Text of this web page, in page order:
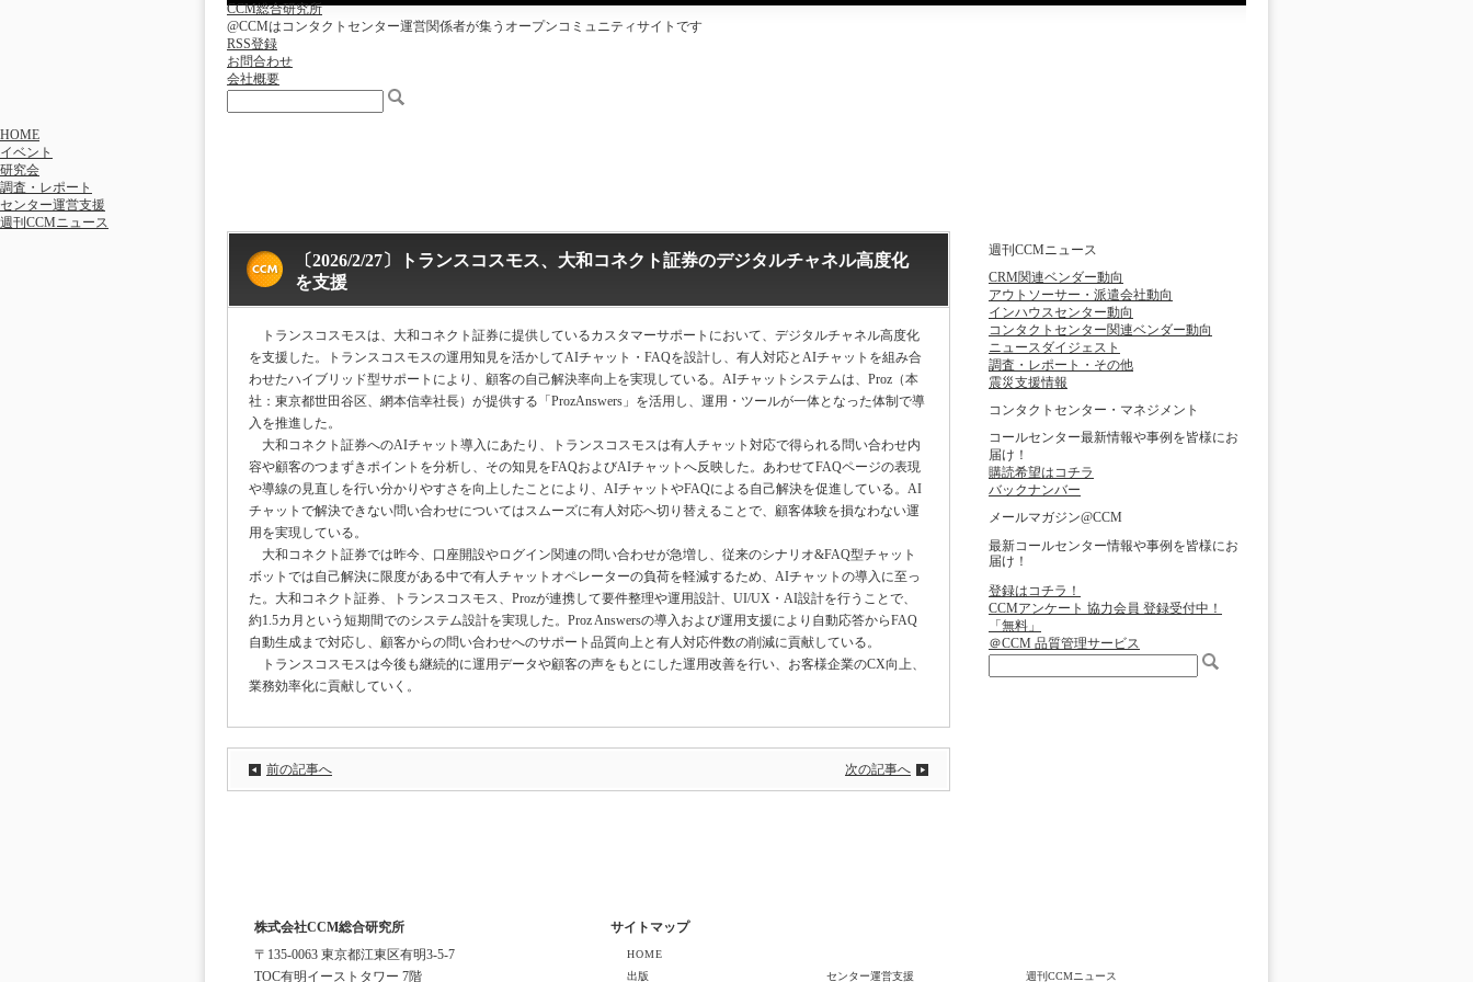
CCM総合研究所
@CCMはコンタクトセンター運営関係者が集うオープンコミュニティサイトです
RSS登録
お問合わせ
会社概要
HOME
イベント
研究会
調査・レポート
センター運営支援
週刊CCMニュース
〔2026/2/27〕トランスコスモス、大和コネクト証券のデジタルチャネル高度化
を支援
トランスコスモスは、大和コネクト証券に提供しているカスタマーサポートにおいて、デジタルチャネル高度化
を支援した。トランスコスモスの運用知見を活かしてAIチャット・FAQを設計し、有人対応とAIチャットを組み合
わせたハイブリッド型サポートにより、顧客の自己解決率向上を実現している。AIチャットシステムは、Proz（本
社：東京都世田谷区、網本信幸社長）が提供する「ProzAnswers」を活用し、運用・ツールが一体となった体制で導
入を推進した。
大和コネクト証券へのAIチャット導入にあたり、トランスコスモスは有人チャット対応で得られる問い合わせ内
容や顧客のつまずきポイントを分析し、その知見をFAQおよびAIチャットへ反映した。あわせてFAQページの表現
や導線の見直しを行い分かりやすさを向上したことにより、AIチャットやFAQによる自己解決を促進している。AI
チャットで解決できない問い合わせについてはスムーズに有人対応へ切り替えることで、顧客体験を損なわない運
用を実現している。
大和コネクト証券では昨今、口座開設やログイン関連の問い合わせが急増し、従来のシナリオ&FAQ型チャット
ボットでは自己解決に限度がある中で有人チャットオペレーターの負荷を軽減するため、AIチャットの導入に至っ
た。大和コネクト証券、トランスコスモス、Prozが連携して要件整理や運用設計、UI/UX・AI設計を行うことで、
約1.5カ月という短期間でのシステム設計を実現した。Proz Answersの導入および運用支援により自動応答からFAQ
自動生成まで対応し、顧客からの問い合わせへのサポート品質向上と有人対応件数の削減に貢献している。
トランスコスモスは今後も継続的に運用データや顧客の声をもとにした運用改善を行い、お客様企業のCX向上、
業務効率化に貢献していく。
前の記事へ 次の記事へ
週刊CCMニュース
CRM関連ベンダー動向
アウトソーサー・派遣会社動向
インハウスセンター動向
コンタクトセンター関連ベンダー動向
ニュースダイジェスト
調査・レポート・その他
震災支援情報
コンタクトセンター・マネジメント
コールセンター最新情報や事例を皆様にお
届け！
購読希望はコチラ
バックナンバー
メールマガジン@CCM
最新コールセンター情報や事例を皆様にお
届け！
登録はコチラ！
CCMアンケート 協力会員 登録受付中！
「無料」
＠CCM 品質管理サービス
株式会社CCM総合研究所
〒135-0063 東京都江東区有明3-5-7
TOC有明イーストタワー 7階
サイトマップ
HOME
出版
センター運営支援 週刊CCMニュース